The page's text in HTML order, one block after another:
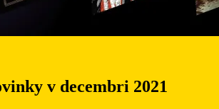
v decembri 2021